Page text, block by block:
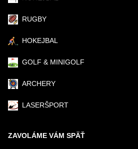
RUGBY
HOKEJBAL
GOLF & MINIGOLF
ARCHERY
LASERŠPORT
ZAVOLÁME VÁM SPÄŤ